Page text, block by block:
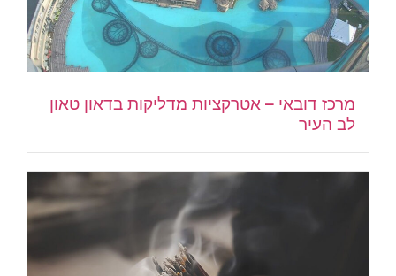
מרכז דובאי – אטרקציות מדליקות בדאון טאון
לב העיר